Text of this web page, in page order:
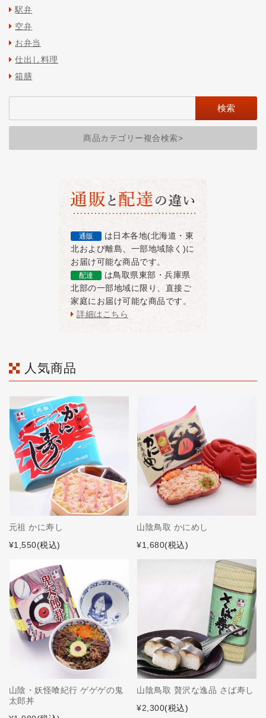
駅弁
空弁
お弁当
仕出し料理
箱膳
商品カテゴリー複合検索>
通販
は日本各地(北海道・東
北および離島、一部地域除く)に
お届け可能な商品です。
配達
は鳥取県東部・兵庫県
北部の一部地域に限り、直接ご
家庭にお届け可能な商品です。
詳細はこちら
人気商品
元祖 かに寿し
¥1,550(税込)
山陰鳥取 かにめし
¥1,680(税込)
山陰・妖怪喰紀行 ゲゲゲの鬼
太郎丼
山陰鳥取 贅沢な逸品 さば寿し
¥2,300(税込)